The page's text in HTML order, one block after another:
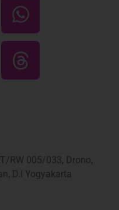
RW 005/033, Drono,
D.I Yogyakarta